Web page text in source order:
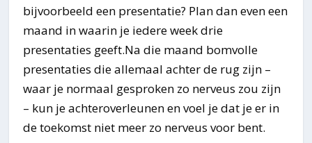
bijvoorbeeld een presentatie? Plan dan even een
maand in waarin je iedere week drie
presentaties geeft.Na die maand bomvolle
presentaties die allemaal achter de rug zijn –
waar je normaal gesproken zo nerveus zou zijn
– kun je achteroverleunen en voel je dat je er in
de toekomst niet meer zo nerveus voor bent.